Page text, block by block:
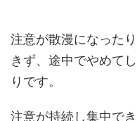
注意が散漫になった
きず、途中でやめて
りです。
注意が持続し集中で